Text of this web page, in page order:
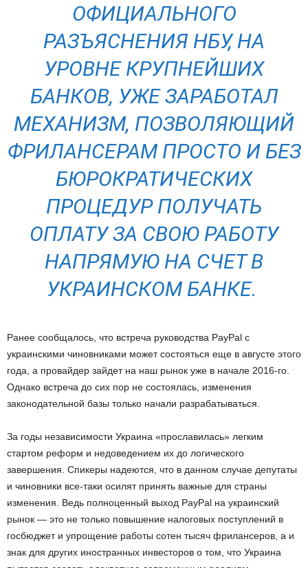
ОФИЦИАЛЬНОГО
РАЗЪЯСНЕНИЯ НБУ, НА
УРОВНЕ КРУПНЕЙШИХ
БАНКОВ, УЖЕ ЗАРАБОТАЛ
МЕХАНИЗМ, ПОЗВОЛЯЮЩИЙ
ФРИЛАНСЕРАМ ПРОСТО И БЕЗ
БЮРОКРАТИЧЕСКИХ
ПРОЦЕДУР ПОЛУЧАТЬ
ОПЛАТУ ЗА СВОЮ РАБОТУ
НАПРЯМУЮ НА СЧЕТ В
УКРАИНСКОМ БАНКЕ.
Ранее сообщалось, что встреча руководства PayPal с
украинскими чиновниками может состояться еще в августе этого
года, а провайдер зайдет на наш рынок уже в начале 2016-го.
Однако встреча до сих пор не состоялась, изменения
законодательной базы только начали разрабатываться.
За годы независимости Украина «прославилась» легким
стартом реформ и недоведением их до логического
завершения. Спикеры надеются, что в данном случае депутаты
и чиновники все-таки осилят принять важные для страны
изменения. Ведь полноценный выход PayPal на украинский
рынок — это не только повышение налоговых поступлений в
госбюджет и упрощение работы сотен тысяч фрилансеров, а и
знак для других иностранных инвесторов о том, что Украина